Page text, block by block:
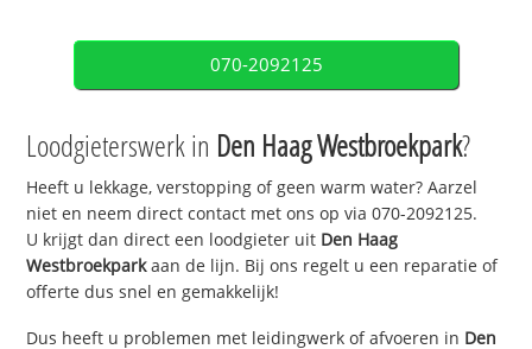
070-2092125
Loodgieterswerk in Den Haag Westbroekpark?
Heeft u lekkage, verstopping of geen warm water? Aarzel
niet en neem direct contact met ons op via 070-2092125.
U krijgt dan direct een loodgieter uit Den Haag
Westbroekparkaan de lijn. Bij ons regelt u een reparatie of
offerte dus snel en gemakkelijk!
Dus heeft u problemen met leidingwerk of afvoeren in Den